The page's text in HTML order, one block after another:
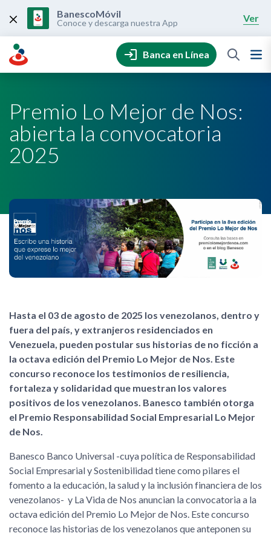
content
BanescoMóvil
Conoce y descarga nuestra App Ver
Banca en Línea
Premio Lo Mejor de Nos:
abierta la convocatoria
2025
Hasta el 03 de agosto de 2025 los venezolanos, dentro y
fuera del país, y extranjeros residenciados en
Venezuela, pueden postular sus historias de no ficción a
la octava edición del Premio Lo Mejor de Nos. Este
concurso reconoce los testimonios de resiliencia,
fortaleza y solidaridad que muestran los valores
positivos de los venezolanos. Banesco también otorga
el Premio Responsabilidad Social Empresarial Lo Mejor
de Nos.
Banesco Banco Universal -cuya política de Responsabilidad
Social Empresarial y Sostenibilidad tiene como pilares el
fomento a la educación, la salud y la inclusión financiera de los
venezolanos- y La Vida de Nos anuncian la convocatoria a la
octava edición del Premio Lo Mejor de Nos. Este concurso
reconoce las historias de los venezolanos que anteponen su